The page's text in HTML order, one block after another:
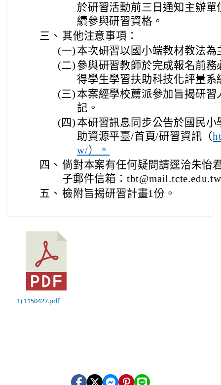
於研習活動前三日通知主辦
續參與研習資格。
三、 其他注意事項：
(一) 本次研習以國小端教材教法為
(二) 參與研習教師於完成報名前
得學生學習扶助科技化評量系
(三) 本案經學校薦派參加旨揭研
記。
(四) 本研習訊息同步公告於國民
助資源平臺/首頁/研習資訊（
w/）。
四、 倘對本案有任何疑問請逕洽朱怡
子郵件信箱：
五、 檢附旨揭研習計畫1份。
1) 1150427.pdf